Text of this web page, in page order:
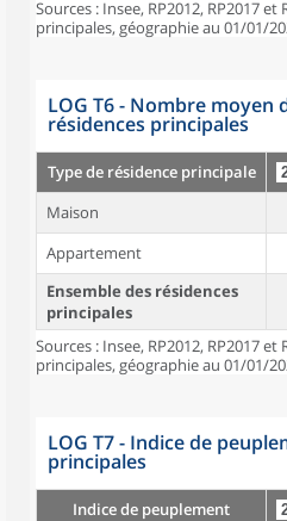
Sources : Insee, RP2012, RP2017
principales, géographie au 01/01/
LOG T6 - Nombre moyen
résidences principales
Type de résidence principale
Maison
Appartement
Ensemble des résidences
principales
Sources : Insee, RP2012, RP2017
principales, géographie au 01/01/
LOG T7 - Indice de
principales
Indice de peuplement